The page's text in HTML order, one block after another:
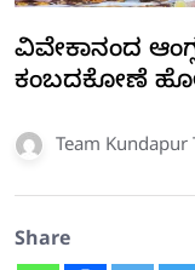
ವಿವೇಕಾನಂದ
ಕಂಬದಕೋಣೆ
Team Kundapur
Share